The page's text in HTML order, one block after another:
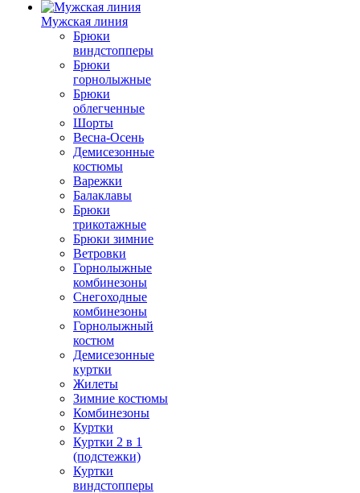
Мужская линия
Брюки
виндстопперы
Брюки
горнолыжные
Брюки
облегченные
Шорты
Весна-Осень
Демисезонные
костюмы
Варежки
Балаклавы
Брюки
трикотажные
Брюки зимние
Ветровки
Горнолыжные
комбинезоны
Снегоходные
комбинезоны
Горнолыжный
костюм
Демисезонные
куртки
Жилеты
Зимние костюмы
Комбинезоны
Куртки
Куртки 2 в 1
(подстежки)
Куртки
виндстопперы